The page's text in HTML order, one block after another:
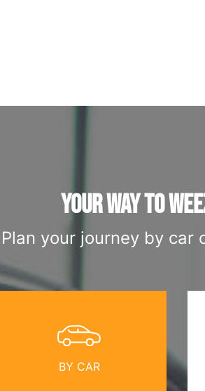
YOUR WAY TO
Plan your journey by
BY CAR